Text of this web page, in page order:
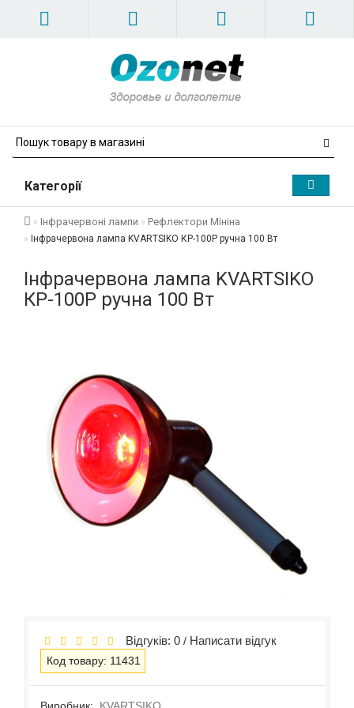
Категорії
Інфрачервоні лампи Рефлектори Мініна
Інфрачервона лампа KVARTSIKO КР-100Р ручна 100 Вт
Інфрачервона лампа KVARTSIKO
КР-100Р ручна 100 Вт
Відгуків: 0 / Написати відгук
Код товару: 11431